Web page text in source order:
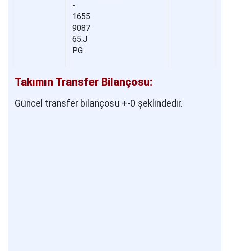
Takımın Transfer Bilançosu:
Güncel transfer bilançosu +-0 şeklindedir.